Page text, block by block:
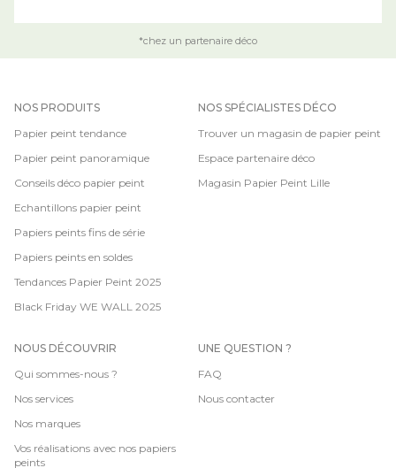
*chez un partenaire déco
NOS PRODUITS
Papier peint tendance
Papier peint panoramique
Conseils déco papier peint
Echantillons papier peint
Papiers peints fins de série
Papiers peints en soldes
Tendances Papier Peint 2025
Black Friday WE WALL 2025
NOS SPÉCIALISTES DÉCO
Trouver un magasin de papier peint
Espace partenaire déco
Magasin Papier Peint Lille
NOUS DÉCOUVRIR
Qui sommes-nous ?
Nos services
Nos marques
Vos réalisations avec nos papiers
peints
UNE QUESTION ?
FAQ
Nous contacter